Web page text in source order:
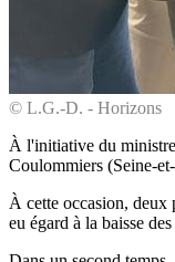
© L.G.-D. - Horizons
À l'initiative du
Coulommiers (Seine-
À cette occasion, deux
eu égard à la baisse